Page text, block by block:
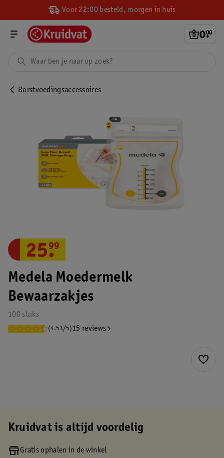
Voor 22:00 besteld, morgen in huis
0.
00
Borstvoedingsaccessoires
Medela Moedermelk
Bewaarzakjes
100 stuks
(4.53/5)15 reviews
25.
99
Kruidvat is altijd voordelig
Gratis ophalen in de winkel